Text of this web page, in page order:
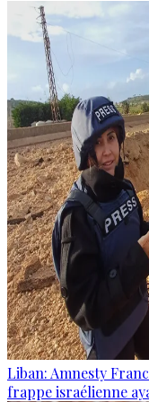
Liban: Amnesty
frappe israélienne